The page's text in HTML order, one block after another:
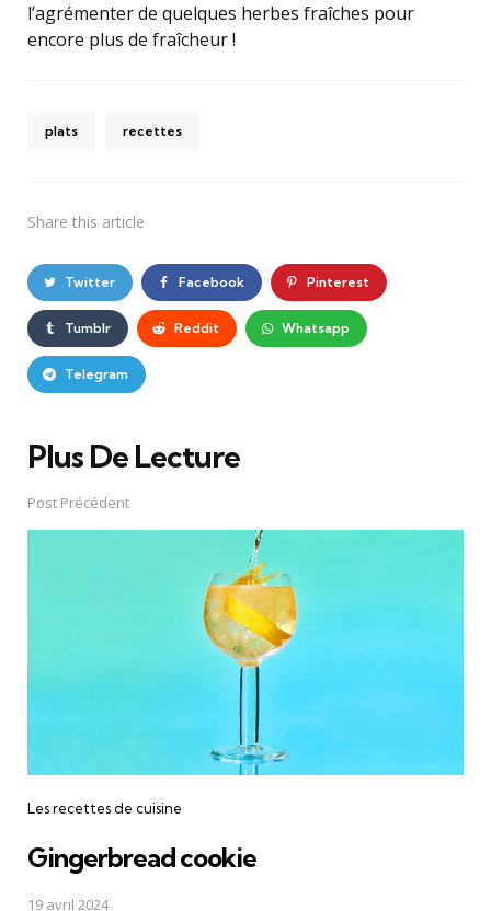
l’agrémenter de quelques herbes fraîches pour
encore plus de fraîcheur !
plats recettes
Share this article
Twitter Facebook Pinterest
Tumblr Reddit Whatsapp
Telegram
Plus De Lecture
Post
navigation
Post Précédent
Les recettes de cuisine
Gingerbread cookie
19 avril 2024